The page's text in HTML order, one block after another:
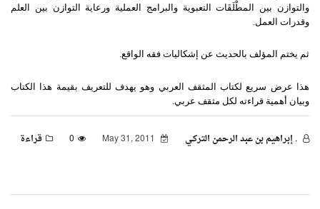
والتوازن بين المطْلَقَات التعبوية والبرامج العملية ورعاية التوازن بين العلم
وقدرات العمل.
ثم يختم المؤلف بالحديث عن إشكاليات فقه الواقع.
هذا عرض سريع لكتاب المثقف العربي وهو يهدف للتعريف بقيمة هذا الكتاب
وبيان أهمية قراءته لكل مثقف عربي.
. إبراهيم بن عبد الرحمن التركـي 0 قراءة